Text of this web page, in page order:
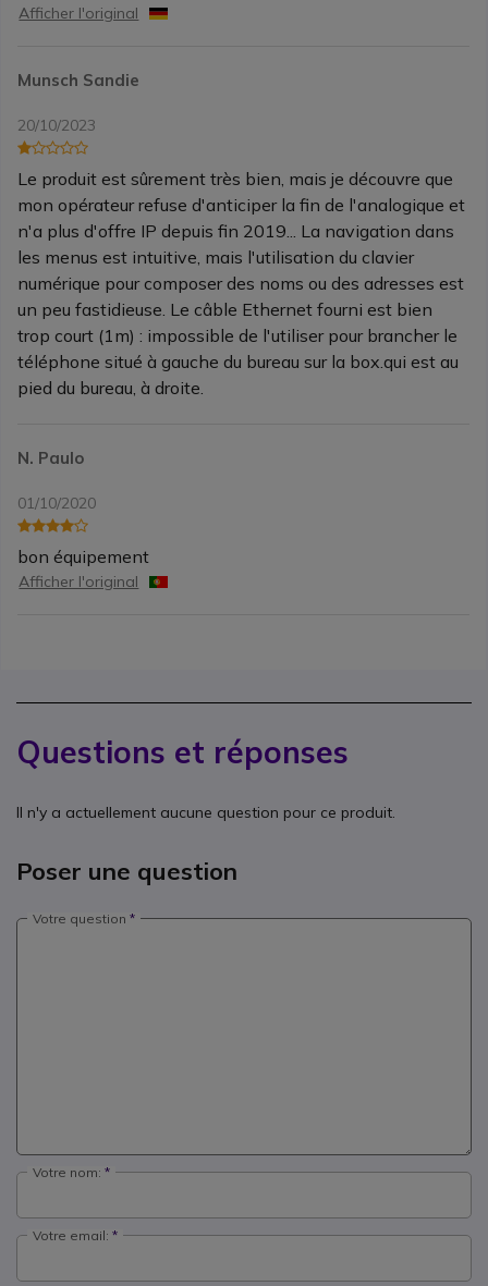
Afficher l'original
Munsch Sandie
20/10/2023
Le produit est sûrement très bien, mais je découvre que
mon opérateur refuse d'anticiper la fin de l'analogique et
n'a plus d'offre IP depuis fin 2019... La navigation dans
les menus est intuitive, mais l'utilisation du clavier
numérique pour composer des noms ou des adresses est
un peu fastidieuse. Le câble Ethernet fourni est bien
trop court (1m) : impossible de l'utiliser pour brancher le
téléphone situé à gauche du bureau sur la box.qui est au
pied du bureau, à droite.
N. Paulo
01/10/2020
bon équipement
Afficher l'original
Questions et réponses
Il n'y a actuellement aucune question pour ce produit.
Poser une question
Votre question
Votre nom:
Votre email: